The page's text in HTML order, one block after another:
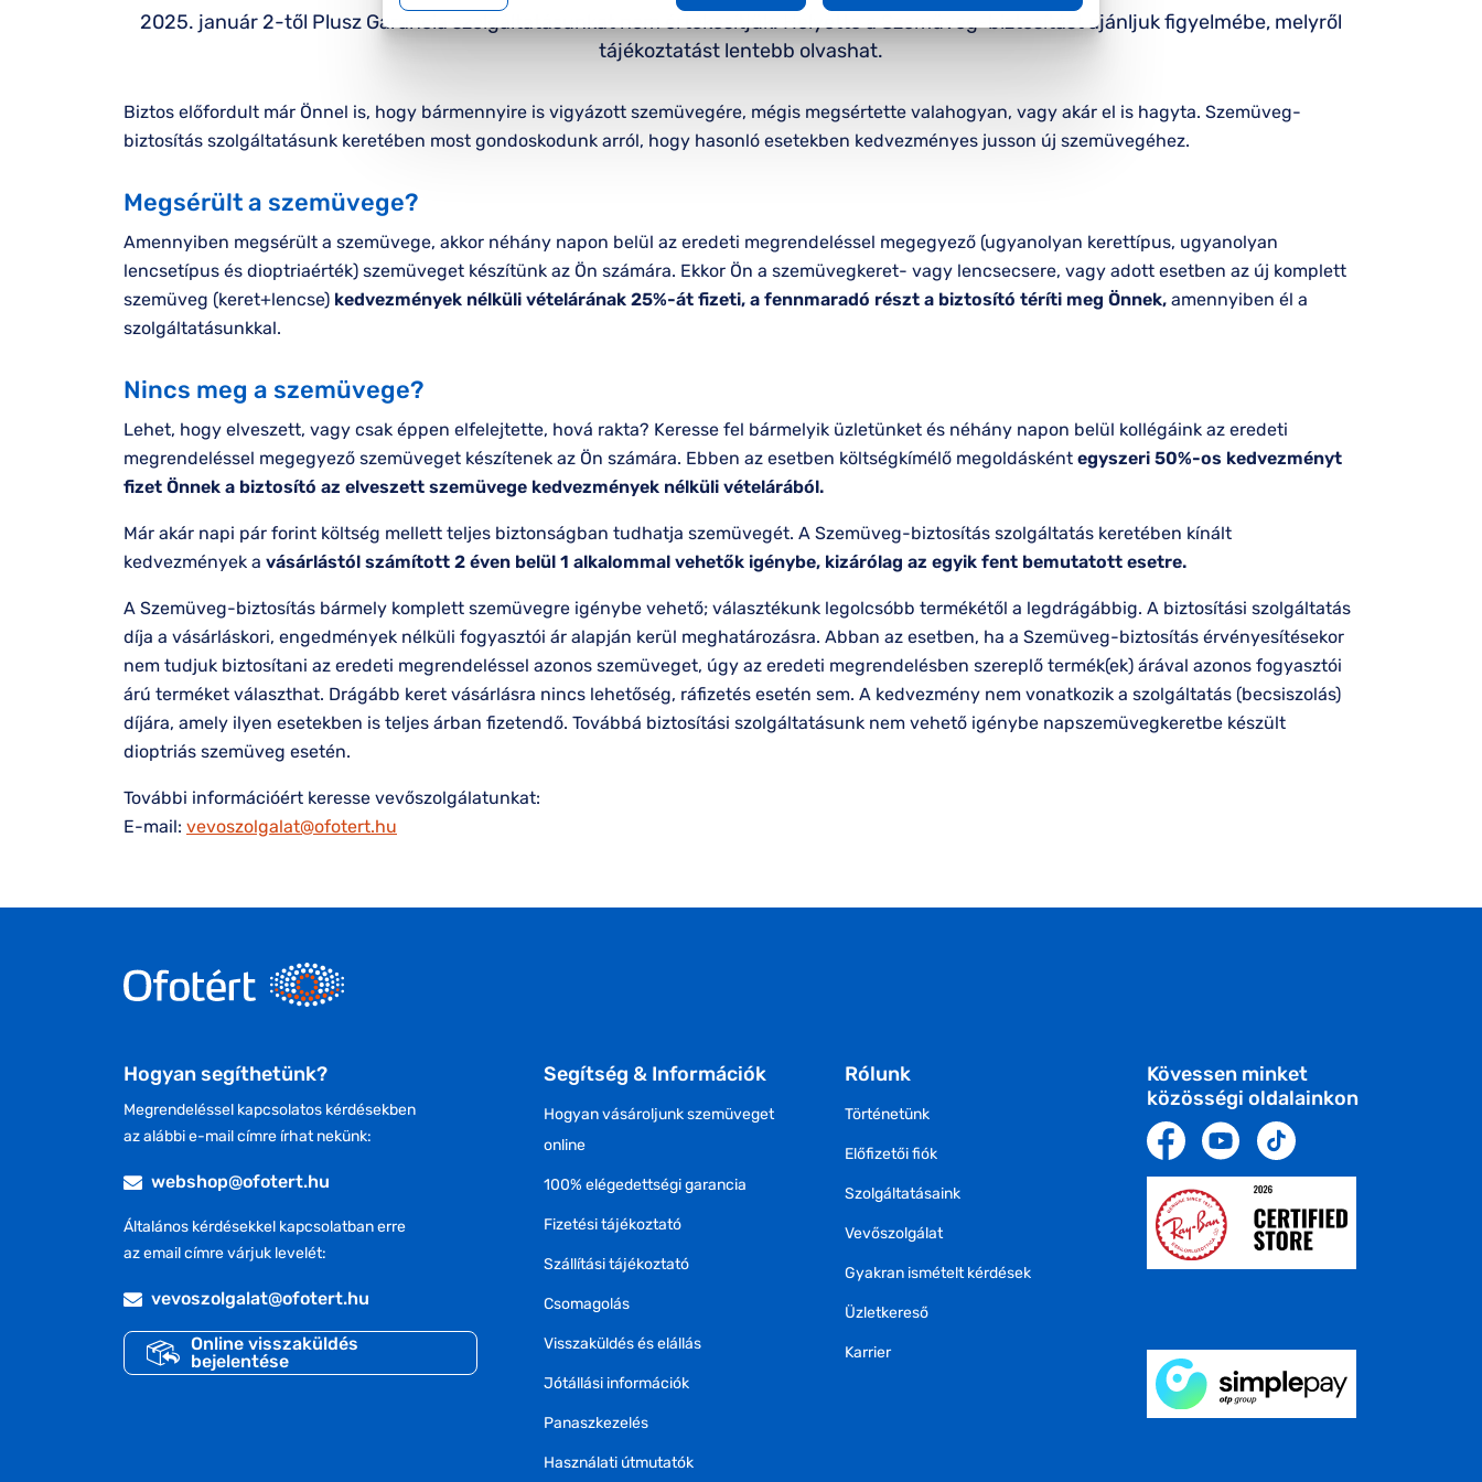
2025. január 2-től Plusz Garancia szolgáltatásunkat nem értékesítjük. Helyette a Szemüveg-biztosítást ajánljuk figyelmébe, melyről
tájékoztatást lentebb olvashat.
Biztos előfordult már Önnel is, hogy bármennyire is vigyázott szemüvegére, mégis megsértette valahogyan, vagy akár el is hagyta. Szemüveg-
biztosítás szolgáltatásunk keretében most gondoskodunk arról, hogy hasonló esetekben kedvezményes jusson új szemüvegéhez.
Megsérült a szemüvege?
Amennyiben megsérült a szemüvege, akkor néhány napon belül az eredeti megrendeléssel megegyező (ugyanolyan kerettípus, ugyanolyan
lencsetípus és dioptriaérték) szemüveget készítünk az Ön számára. Ekkor Ön a szemüvegkeret- vagy lencsecsere, vagy adott esetben az új komplett
szemüveg (keret+lencse) kedvezmények nélküli vételárának 25%-át fizeti, a fennmaradó részt a biztosító téríti meg Önnek, amennyiben él a
szolgáltatásunkkal.
Nincs meg a szemüvege?
Lehet, hogy elveszett, vagy csak éppen elfelejtette, hová rakta? Keresse fel bármelyik üzletünket és néhány napon belül kollégáink az eredeti
megrendeléssel megegyező szemüveget készítenek az Ön számára. Ebben az esetben költségkímélő megoldásként egyszeri 50%-os kedvezményt
fizet Önnek a biztosító az elveszett szemüvege kedvezmények nélküli vételárából.
Már akár napi pár forint költség mellett teljes biztonságban tudhatja szemüvegét. A Szemüveg-biztosítás szolgáltatás keretében kínált
kedvezmények a vásárlástól számított 2 éven belül 1 alkalommal vehetők igénybe, kizárólag az egyik fent bemutatott esetre.
A Szemüveg-biztosítás bármely komplett szemüvegre igénybe vehető; választékunk legolcsóbb termékétől a legdrágábbig. A biztosítási szolgáltatás
díja a vásárláskori, engedmények nélküli fogyasztói ár alapján kerül meghatározásra. Abban az esetben, ha a Szemüveg-biztosítás érvényesítésekor
nem tudjuk biztosítani az eredeti megrendeléssel azonos szemüveget, úgy az eredeti megrendelésben szereplő termék(ek) árával azonos fogyasztói
árú terméket választhat. Drágább keret vásárlásra nincs lehetőség, ráfizetés esetén sem. A kedvezmény nem vonatkozik a szolgáltatás (becsiszolás)
díjára, amely ilyen esetekben is teljes árban fizetendő. Továbbá biztosítási szolgáltatásunk nem vehető igénybe napszemüvegkeretbe készült
dioptriás szemüveg esetén.
További információért keresse vevőszolgálatunkat:
E-mail: vevoszolgalat@ofotert.hu
Hogyan segíthetünk?
Megrendeléssel kapcsolatos kérdésekben
az alábbi e-mail címre írhat nekünk:
webshop@ofotert.hu
Általános kérdésekkel kapcsolatban erre
az email címre várjuk levelét:
vevoszolgalat@ofotert.hu
Online visszaküldés
bejelentése
Segítség & Információk
Hogyan vásároljunk szemüveget
online
100% elégedettségi garancia
Fizetési tájékoztató
Szállítási tájékoztató
Csomagolás
Visszaküldés és elállás
Jótállási információk
Panaszkezelés
Használati útmutatók
Rólunk
Történetünk
Előfizetői fiók
Szolgáltatásaink
Vevőszolgálat
Gyakran ismételt kérdések
Üzletkereső
Karrier
Kövessen minket
közösségi oldalainkon